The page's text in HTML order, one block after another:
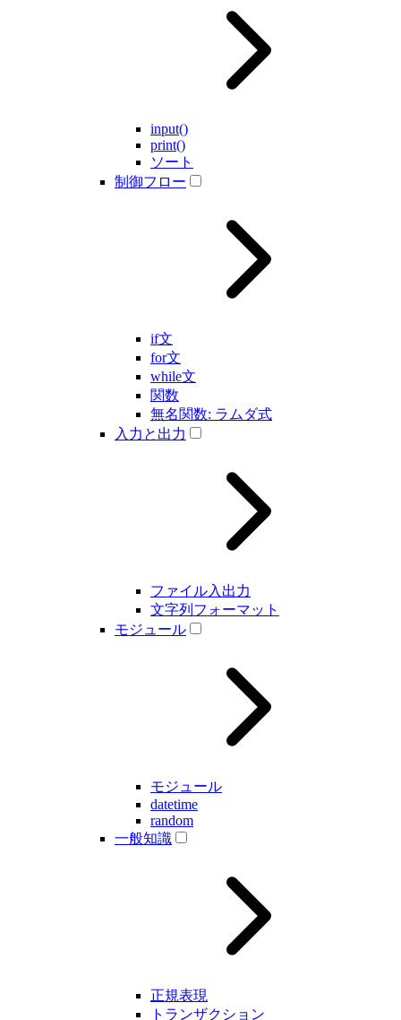
input()
print()
ソート
制御フロー
if文
for文
while文
関数
無名関数: ラムダ式
入力と出力
ファイル入出力
文字列フォーマット
モジュール
モジュール
datetime
random
一般知識
正規表現
トランザクション